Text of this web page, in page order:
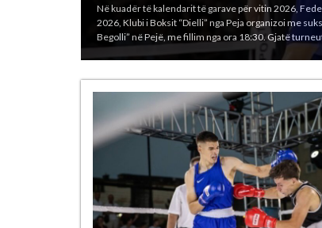
Kombëtarja e Kosovës në boks ka arritur një sukses
korriku deri më 1 gusht 2026 në Sarajevë, Bosnje
Taulant Jakupi (85 kg) 1 medalje të argjendtë – Riad